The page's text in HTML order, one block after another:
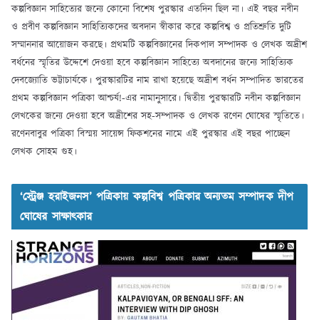
কল্পবিজ্ঞান সাহিত্যের জন্যে কোনো বিশেষ পুরস্কার এতদিন ছিল না। এই বছর নবীন
ও প্রবীণ কল্পবিজ্ঞান সাহিত্যিকদের অবদান স্বীকার করে কল্পবিশ্ব ও প্রতিশ্রুতি দুটি
সম্মাননার আয়োজন করছে। প্রথমটি কল্পবিজ্ঞানের দিকপাল সম্পাদক ও লেখক অদ্রীশ
বর্ধনের স্মৃতির উদ্দেশে দেওয়া হবে কল্পবিজ্ঞান সাহিত্যে অবদানের জন্যে সাহিত্যিক
দেবজ্যোতি ভট্টাচার্যকে। পুরস্কারটির নাম রাখা হয়েছে অদ্রীশ বর্ধন সম্পাদিত ভারতের
প্রথম কল্পবিজ্ঞান পত্রিকা আশ্চর্য!-এর নামানুসারে। দ্বিতীয় পুরস্কারটি নবীন কল্পবিজ্ঞান
লেখকের জন্যে দেওয়া হবে অদ্রীশের সহ-সম্পাদক ও লেখক রণেন ঘোষের স্মৃতিতে।
রণেনবাবুর পত্রিকা বিস্ময় সায়েন্স ফিকশনের নামে এই পুরস্কার এই বছর পাচ্ছেন
লেখক সোহম গুহ।
‘স্ট্রেঞ্জ হরাইজনস’ পত্রিকায় কল্পবিশ্ব পত্রিকার অন্যতম সম্পাদক দীপ
ঘোষের সাক্ষাৎকার